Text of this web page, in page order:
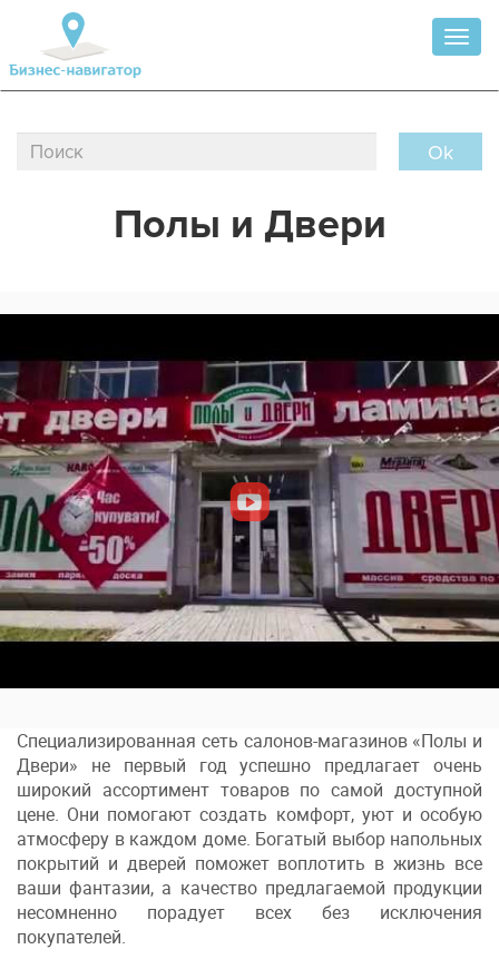
Ok
Полы и Двери
Специализированная сеть салонов-магазинов «Полы и
Двери» не первый год успешно предлагает очень
широкий ассортимент товаров по самой доступной
цене. Они помогают создать комфорт, уют и особую
атмосферу в каждом доме. Богатый выбор напольных
покрытий и дверей поможет воплотить в жизнь все
ваши фантазии, а качество предлагаемой продукции
несомненно порадует всех без исключения
покупателей.